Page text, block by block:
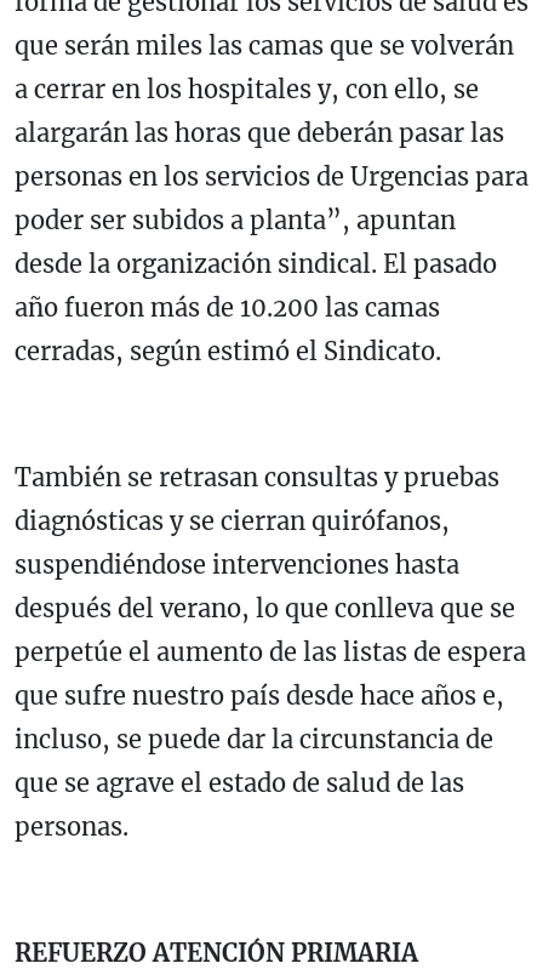
que serán miles las camas que se volverán
a cerrar en los hospitales y, con ello, se
alargarán las horas que deberán pasar las
personas en los servicios de Urgencias para
poder ser subidos a planta”, apuntan
desde la organización sindical. El pasado
año fueron más de 10.200 las camas
cerradas, según estimó el Sindicato.
También se retrasan consultas y pruebas
diagnósticas y se cierran quirófanos,
suspendiéndose intervenciones hasta
después del verano, lo que conlleva que se
perpetúe el aumento de las listas de espera
que sufre nuestro país desde hace años e,
incluso, se puede dar la circunstancia de
que se agrave el estado de salud de las
personas.
REFUERZO ATENCIÓN PRIMARIA